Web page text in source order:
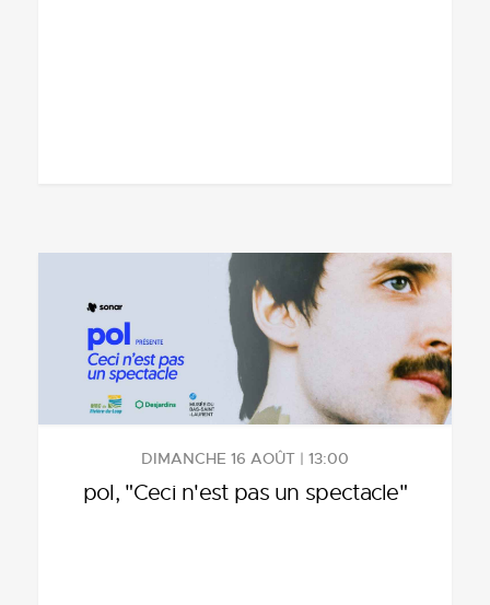
DIMANCHE 16 AOÛT | 13:00
pol, "Ceci n'est pas un spectacle"